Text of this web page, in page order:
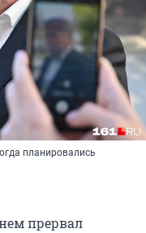
планировались
прервал